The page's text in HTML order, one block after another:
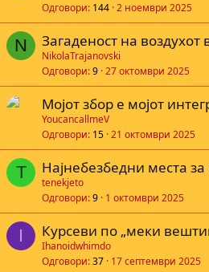
Одговори 144 2 ноември 2025
N Загаденост на воздухот
NikolaTrajanovski
Одговори 9 27 октомври 2025
Мојот збор е мојот
YoucancallmeV
Одговори 15 21 октомври 2025
T Најнебезбедни места
tenekjeto
Одговори 9 1 октомври 2025
I Курсеви по „меки
Ihanoidwhimdo
Одговори 37 17 септември 2025